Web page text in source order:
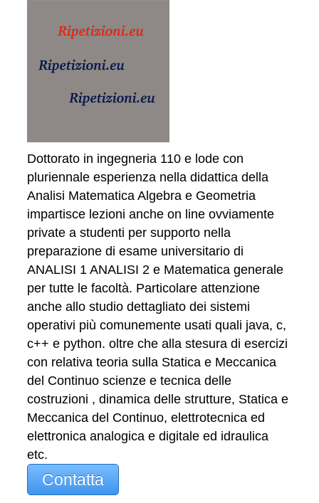
Dottorato in ingegneria 110 e lode con
pluriennale esperienza nella didattica della
Analisi Matematica Algebra e Geometria
impartisce lezioni anche on line ovviamente
private a studenti per supporto nella
preparazione di esame universitario di
ANALISI 1 ANALISI 2 e Matematica generale
per tutte le facoltà. Particolare attenzione
anche allo studio dettagliato dei sistemi
operativi più comunemente usati quali java, c,
c++ e python. oltre che alla stesura di esercizi
con relativa teoria sulla Statica e Meccanica
del Continuo scienze e tecnica delle
costruzioni , dinamica delle strutture, Statica e
Meccanica del Continuo, elettrotecnica ed
elettronica analogica e digitale ed idraulica
etc.
Contatta